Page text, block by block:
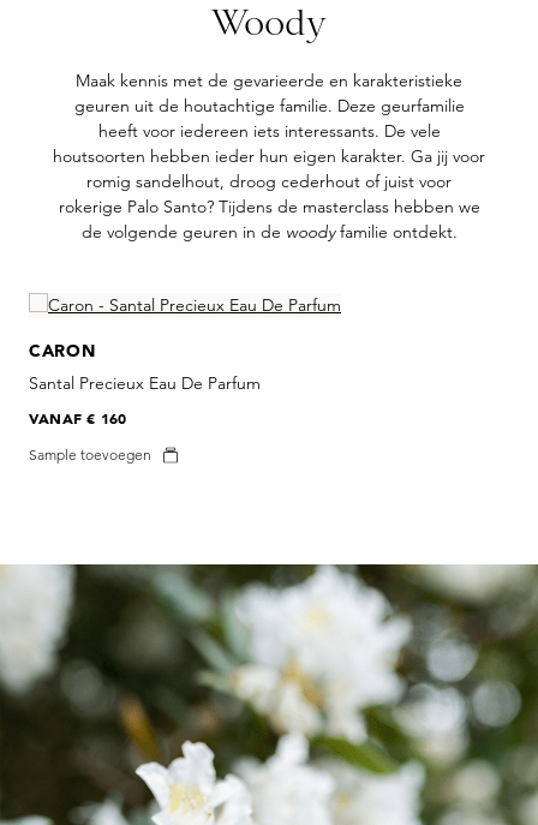
Woody
Maak kennis met de gevarieerde en karakteristieke
geuren uit de houtachtige familie. Deze geurfamilie
heeft voor iedereen iets interessants. De vele
houtsoorten hebben ieder hun eigen karakter. Ga jij voor
romig sandelhout, droog cederhout of juist voor
rokerige Palo Santo? Tijdens de masterclass hebben we
de volgende geuren in de woodyfamilie ontdekt.
Skip product gallery
CARON
Santal Precieux Eau De Parfum
Sample toevoegen
VANAF€ 160